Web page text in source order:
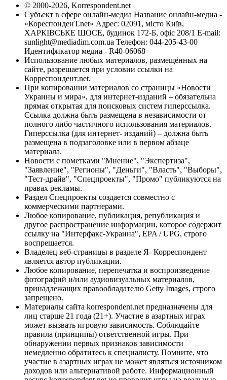
© 2000-2026, Korrespondent.net
Субъект в сфере онлайн-медиа Название онлайн-медиа -
«КореспонденТ.net» Адрес: 02091, місто Київ,
ХАРКІВСЬКЕ ШОСЕ, будинок 172-Б, офіс 208/1 E-mail:
sunlight@mediadim.com.ua Телефон: 044-205-43-00
Идентификатор медиа - R40-06068
Использование любых материалов, размещённых на
сайте, разрешается при условии ссылки на
Корреспондент.net.
При копировании материалов со страницы «Новости
Украины и мира», для интернет-изданий – обязательна
прямая открытая для поисковых систем гиперссылка.
Ссылка должна быть размещена в независимости от
полного либо частичного использования материалов.
Гиперссылка (для интернет- изданий) – должна быть
размещена в подзаголовке или в первом абзаце
материала.
Новости с пометками "Мнение", "Экспертиза",
"Заявление", "Регионы", "Деньги", "Власть", "Выборы",
"Тест-драйв", "Спецпроекты", "Промо" публикуются на
правах рекламы.
Раздел Спецпроекты создается совместно с
коммерческими партнерами.
Любое копирование, публикация, републикация и
другое распространение информации, которое содержит
ссылку на "Интерфакс-Украина", EPA / UPG, строго
воспрещается.
Владелец веб-страницы в разделе Я- Корреспондент
является автор публикации.
Любое копирование, перепечатка и воспроизведение
фотографий и/или аудиовизуальных материалов,
принадлежащих правообладателю Getty Images, строго
запрещено.
Материалы сайта korrespondent.net предназначены для
лиц старше 21 года (21+). Участие в азартных играх
может вызвать игровую зависимость. Соблюдайте
правила (принципы) ответственной игры. При
обнаружении первых признаков зависимости
немедленно обратитесь к специалисту. Помните, что
участие в азартных играх не может являться источником
доходов или альтернативой работе. Информационный